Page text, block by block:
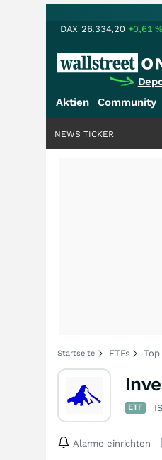
DAX 26.334,20 +0,61%
Aktien Community
NEWS TICKER
Startseite ETFs
ETF
Alarme einrichten